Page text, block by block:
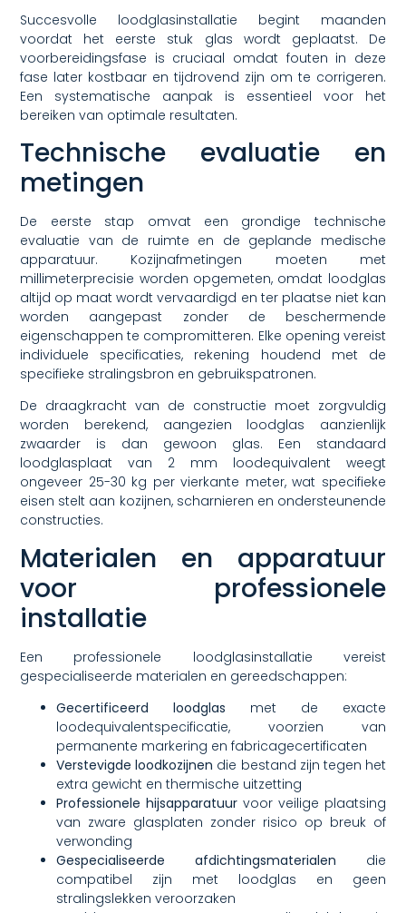
Succesvolle loodglasinstallatie begint maanden
voordat het eerste stuk glas wordt geplaatst. De
voorbereidingsfase is cruciaal omdat fouten in deze
fase later kostbaar en tijdrovend zijn om te corrigeren.
Een systematische aanpak is essentieel voor het
bereiken van optimale resultaten.
Technische evaluatie en
metingen
De eerste stap omvat een grondige technische
evaluatie van de ruimte en de geplande medische
apparatuur. Kozijnafmetingen moeten met
millimeterprecisie worden opgemeten, omdat loodglas
altijd op maat wordt vervaardigd en ter plaatse niet kan
worden aangepast zonder de beschermende
eigenschappen te compromitteren. Elke opening vereist
individuele specificaties, rekening houdend met de
specifieke stralingsbron en gebruikspatronen.
De draagkracht van de constructie moet zorgvuldig
worden berekend, aangezien loodglas aanzienlijk
zwaarder is dan gewoon glas. Een standaard
loodglasplaat van 2 mm loodequivalent weegt
ongeveer 25-30 kg per vierkante meter, wat specifieke
eisen stelt aan kozijnen, scharnieren en ondersteunende
constructies.
Materialen en apparatuur
voor professionele
installatie
Een professionele loodglasinstallatie vereist
gespecialiseerde materialen en gereedschappen:
Gecertificeerd loodglas met de exacte
loodequivalentspecificatie, voorzien van
permanente markering en fabricagecertificaten
Verstevigde loodkozijnen die bestand zijn tegen het
extra gewicht en thermische uitzetting
Professionele hijsapparatuur voor veilige plaatsing
van zware glasplaten zonder risico op breuk of
verwonding
Gespecialiseerde afdichtingsmaterialen die
compatibel zijn met loodglas en geen
stralingslekken veroorzaken